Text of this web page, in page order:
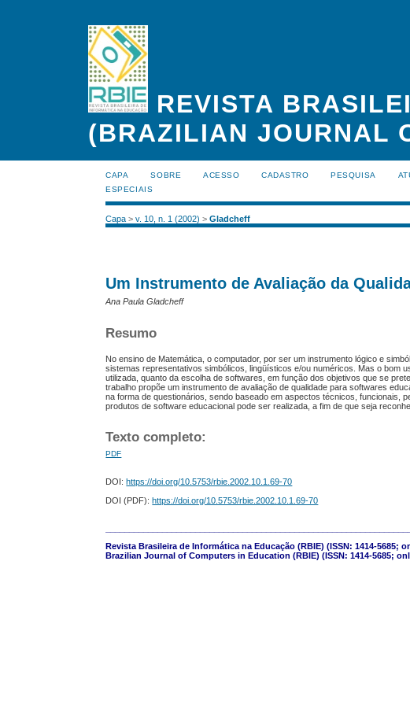
REVISTA
(BRAZILIAN JOURNAL
CAPA SOBRE ACESSO CADASTRO PESQUISA
ESPECIAIS
Capa >v. 10, n. 1 (2002) >Gladcheff
Um Instrumento de Avaliação da
Ana Paula Gladcheff
Resumo
No ensino de Matemática, o computador, por ser um instrumento lógico e
sistemas representativos simbólicos, lingüísticos e/ou numéricos. Mas o bom
utilizada, quanto da escolha de softwares, em função dos objetivos que se
trabalho propõe um instrumento de avaliação de qualidade para softwares
na forma de questionários, sendo baseado em aspectos técnicos, funcionais,
produtos de software educacional pode ser realizada, a fim de que seja
Texto completo:
PDF
DOI:https://doi.org/10.5753/rbie.2002.10.1.69-70
DOI (PDF):https://doi.org/10.5753/rbie.2002.10.1.69-70
Revista Brasileira de Informática na Educação (RBIE) (ISSN: 1414-5685;
Brazilian Journal of Computers in Education (RBIE) (ISSN: 1414-5685;